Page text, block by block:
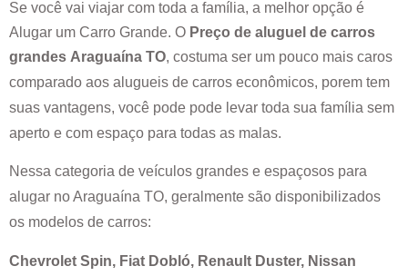
Se você vai viajar com toda a família, a melhor opção é
Alugar um Carro Grande. O Preço de aluguel de carros
grandes Araguaína TO, costuma ser um pouco mais caros
comparado aos alugueis de carros econômicos, porem tem
suas vantagens, você pode pode levar toda sua família sem
aperto e com espaço para todas as malas.
Nessa categoria de veículos grandes e espaçosos para
alugar noAraguaína TO, geralmente são disponibilizados
os modelos de carros:
Chevrolet Spin, Fiat Dobló, Renault Duster, Nissan